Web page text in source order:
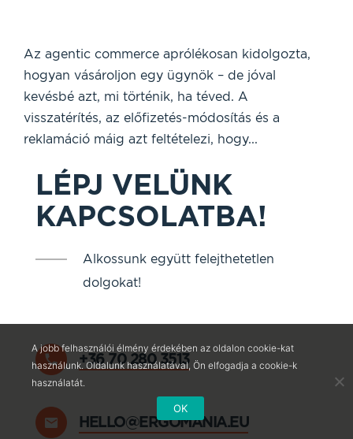
Az agentic commerce aprólékosan kidolgozta,
hogyan vásároljon egy ügynök – de jóval
kevésbé azt, mi történik, ha téved. A
visszatérítés, az előfizetés-módosítás és a
reklamáció máig azt feltételezi, hogy...
LÉPJ VELÜNK
KAPCSOLATBA!
Alkossunk együtt felejthetetlen
dolgokat!
+36 70 280 3513
HELLO@ERGOMANIA.EU
A jobb felhasználói élmény érdekében az oldalon cookie-kat
használunk. Oldalunk használatával, Ön elfogadja a cookie-k
használatát.
OK